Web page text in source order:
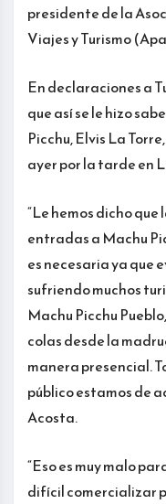
presidente de la
Viajes y Turismo
En declaraciones a
que así se le hizo
Picchu, Elvis La
ayer por la tarde en
“Le hemos dicho
entradas a Machu
es necesaria ya que
sufriendo muchos
Machu Picchu
colas desde la
manera presencial.
público estamos de
Acosta.
“Eso es muy malo
difícil comercializar